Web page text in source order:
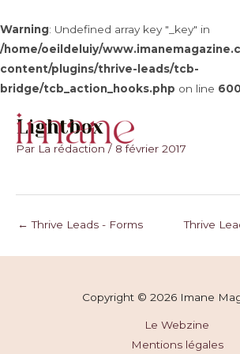
Warning: Undefined array key "_key" in
/home/oeildeluiy/
content/plugins/thrive-leads/tcb-
bridge/tcb_action_hooks.php on line 600
contenu
Lightbox
Par La rédaction / 8 février 2017
Navigation
articles
← Thrive Leads - Forms
Thrive
Copyright © 2026 Imane
Le Webzine
Mentions légales